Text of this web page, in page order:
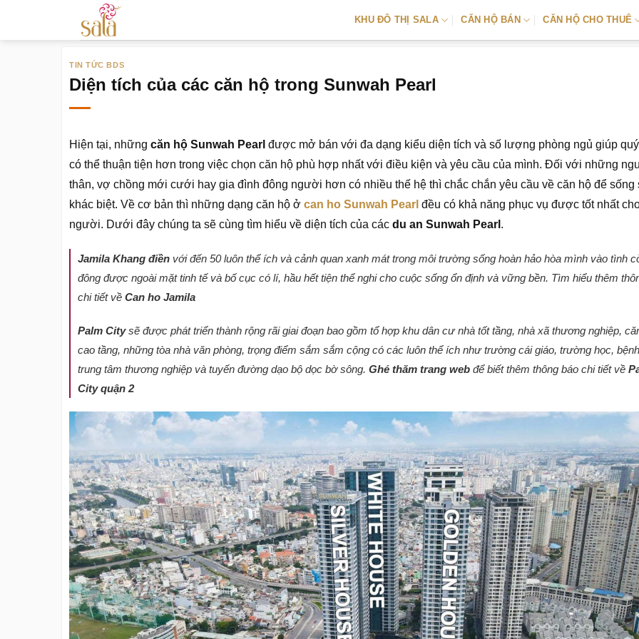
KHU ĐÔ THỊ SALA CĂN HỘ BÁN CĂN HỘ CHO THUÊ
TIN TỨC BDS
Diện tích của các căn hộ trong Sunwah Pearl
Hiện tại, những căn hộ Sunwah Pearl được mở bán với đa dạng kiểu diện tích và số lượng phòng ngủ giúp
có thể thuận tiện hơn trong việc chọn căn hộ phù hợp nhất với điều kiện và yêu cầu của mình. Đối với những
thân, vợ chồng mới cưới hay gia đình đông người hơn có nhiều thế hệ thì chắc chắn yêu cầu về căn hộ để sống
khác biệt. Về cơ bản thì những dạng căn hộ ở can ho Sunwah Pearl đều có khả năng phục vụ được tốt nhất
người. Dưới đây chúng ta sẽ cùng tìm hiểu về diện tích của các du an Sunwah Pearl .
Jamila Khang điền với đến 50 luôn thể ích và cảnh quan xanh mát trong môi trường sống hoàn hảo hòa mình vào tình
đông được ngoài mặt tinh tế và bố cục có lí, hầu hết tiện thể nghi cho cuộc sống ổn định và vững bền. Tìm hiểu thêm
chi tiết về Can ho Jamila
Palm Citysẽ được phát triển thành rộng rãi giai đoạn bao gồm tổ hợp khu dân cư nhà tốt tầng, nhà xã thương nghiệp,
cao tầng, những tòa nhà văn phòng, trọng điểm sắm sắm cộng có các luôn thể ích như trường cái giáo, trường học,
trung tâm thương nghiệp và tuyến đường dạo bộ dọc bờ sông. Ghé thăm trang web để biết thêm thông báo chi tiết về
City quận 2